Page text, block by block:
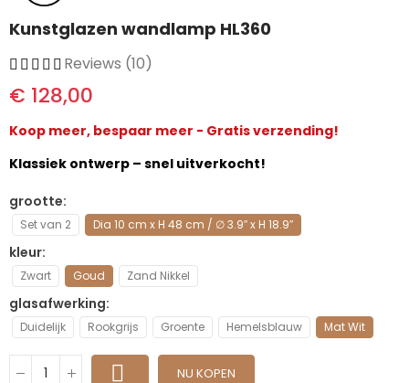
Kunstglazen wandlamp HL360
Reviews (10)
€ 128,00
Koop meer, bespaar meer - Gratis verzending!
Klassiek ontwerp – snel uitverkocht!
grootte
Set van 2 Dia 10 cm x H 48 cm / ∅ 3.9″ x H 18.9″
kleur
Zwart Goud Zand Nikkel
glasafwerking
Duidelijk Rookgrijs Groente Hemelsblauw Mat Wit
NU KOPEN